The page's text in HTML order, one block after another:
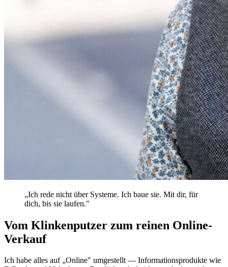
„Ich rede nicht über Systeme. Ich baue sie. Mit dir, für
dich, bis sie laufen."
Vom Klinkenputzer zum reinen Online-
Verkauf
Ich habe alles auf „Online" umgestellt — Informationsprodukte wie